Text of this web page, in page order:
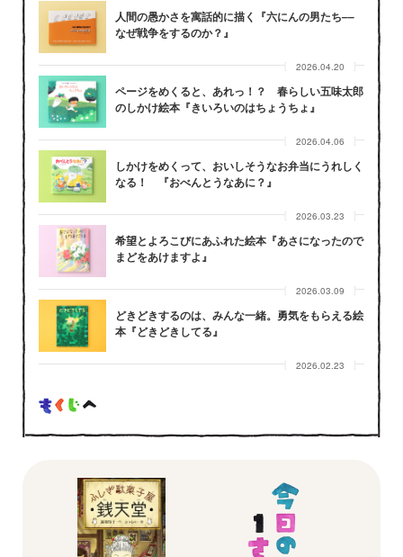
人間の愚かさを寓話的に描く『六にんの男たち––
なぜ戦争をするのか？』
2026.04.20
ページをめくると、あれっ！？ 春らしい五味太郎
のしかけ絵本『きいろいのはちょうちょ』
2026.04.06
しかけをめくって、おいしそうなお弁当にうれしく
なる！ 『おべんとうなあに？』
2026.03.23
希望とよろこびにあふれた絵本『あさになったので
まどをあけますよ』
2026.03.09
どきどきするのは、みんな一緒。勇気をもらえる絵
本『どきどきしてる』
2026.02.23